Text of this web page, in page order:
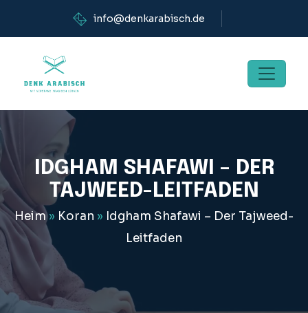
info@denkarabisch.de
IDGHAM SHAFAWI – DER
TAJWEED-LEITFADEN
Heim» Koran » Idgham Shafawi – Der Tajweed-
Leitfaden